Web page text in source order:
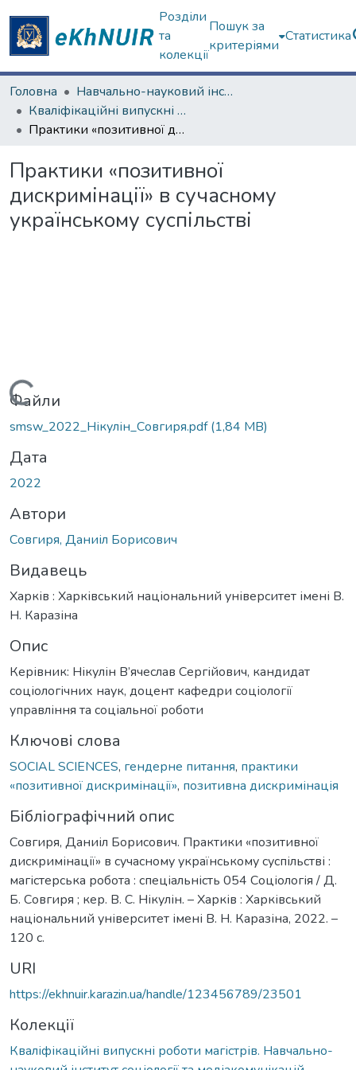
Розділи
та
колекції
Пошук за
критеріями
Статистика
Головна
Навчально-науковий інститут соціології та медіакомунікацій
Кваліфікаційні випускні роботи магістрів. Навчально-науковий інститут соціології та медіакомунікацій
Практики «позитивної дискримінації» в сучасному українському суспільстві
Практики «позитивної
дискримінації» в сучасному
українському суспільстві
Вантажиться...
Файли
smsw_2022_Нікулін_Совгиря.pdf(1,84 MB)
Дата
2022
Автори
Совгиря, Даниіл Борисович
Видавець
Харків : Харківський національний університет імені В.
Н. Каразіна
Опис
Керівник: Нікулін В’ячеслав Сергійович, кандидат
соціологічних наук, доцент кафедри соціології
управління та соціальної роботи
Ключові слова
SOCIAL SCIENCES, гендерне питання, практики
«позитивної дискримінації», позитивна дискримінація
Бібліографічний опис
Совгиря, Даниіл Борисович. Практики «позитивної
дискримінації» в сучасному українському суспільстві :
магістерська робота : спеціальність 054 Соціологія / Д.
Б. Совгиря ; кер. В. С. Нікулін. – Харків : Харківський
національний університет імені В. Н. Каразіна, 2022. –
120 с.
URI
https://ekhnuir.karazin.ua/handle/123456789/23501
Колекції
Кваліфікаційні випускні роботи магістрів. Навчально-